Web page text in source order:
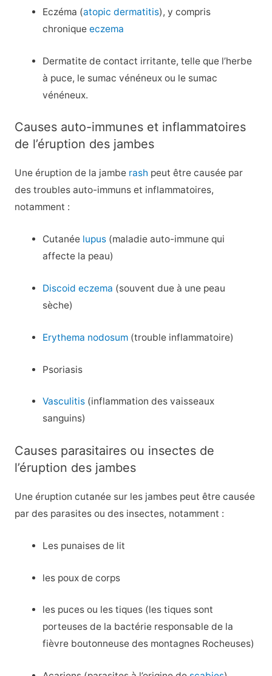
Eczéma (atopic dermatitis), y compris
chroniqueeczema
Dermatite de contact irritante, telle que l’herbe
à puce, le sumac vénéneux ou le sumac
vénéneux.
Causes auto-immunes et inflammatoires
de l’éruption des jambes
Une éruption de la jambe rash peut être causée par
des troubles auto-immuns et inflammatoires,
notamment :
Cutanée lupus (maladie auto-immune qui
affecte la peau)
Discoid eczema (souvent due à une peau
sèche)
Erythema nodosum (trouble inflammatoire)
Psoriasis
Vasculitis (inflammation des vaisseaux
sanguins)
Causes parasitaires ou insectes de
l’éruption des jambes
Une éruption cutanée sur les jambes peut être causée
par des parasites ou des insectes, notamment :
Les punaises de lit
les poux de corps
les puces ou les tiques (les tiques sont
porteuses de la bactérie responsable de la
fièvre boutonneuse des montagnes Rocheuses)